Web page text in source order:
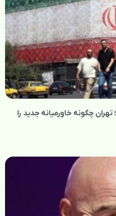
چگونه خاورمیانه جدید را